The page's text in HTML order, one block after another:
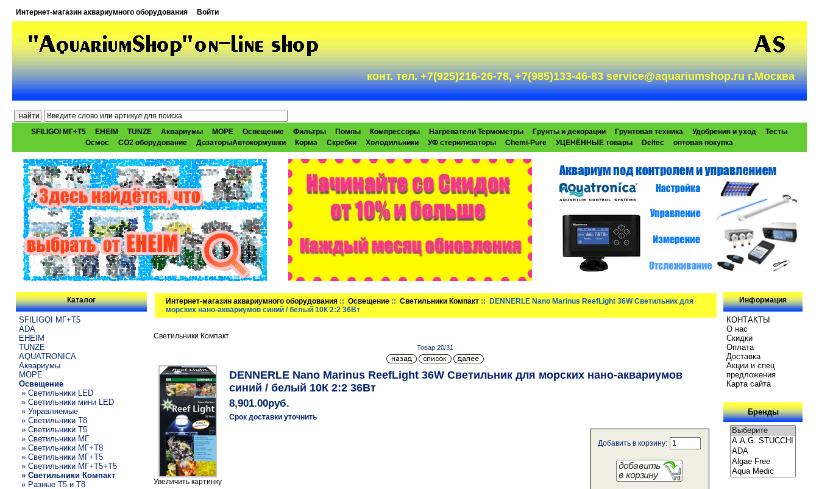
Интернет-магазин аквариумного оборудования Войти
конт. тел. +7(925)216-26-78, +7(985)133-46-83 service@aquariumshop.ru г.Москва
SFILIGOI МГ+Т5 EHEIM TUNZE Аквариумы МОРЕ Освещение Фильтры Помпы Компрессоры Нагреватели Термометры Грунты и декорации Грунтовая техника Удобрения и уход
Тесты
Осмос
CO2 оборудование ДозаторыАвтокормушки Корма Скребки Холодильники УФ стерилизаторы Chemi-Pure УЦЕНЁННЫЕ товары Deltec оптовая покупка
Каталог
SFILIGOI МГ+Т5
ADA
EHEIM
TUNZE
AQUATRONICA
Аквариумы
МОРЕ
Освещение
» Светильники LED
» Светильники мини LED
» Управляемые
» Светильники T8
» Светильники T5
» Светильники МГ
» Светильники МГ+T8
» Светильники МГ+T5
» Светильники МГ+T5+T5
» Светильники Компакт
» Разные T5 и T8
Интернет-магазин аквариумного оборудования ::Освещение ::Светильники Компакт :: DENNERLE Nano Marinus ReefLight 36W Светильник для
морских нано-аквариумов синий / белый 10К 2:2 36Вт
Светильники Компакт
Товар 20/31
Увеличить картинку
DENNERLE Nano Marinus ReefLight 36W Светильник для морских нано-аквариумов
синий / белый 10К 2:2 36Вт
8,901.00руб.
Срок доставки уточнить
Добавить в корзину:
Информация
КОНТАКТЫ
О нас
Скидки
Oплатa
Доставка
Акции и спец
предложения
Карта сайта
Бренды